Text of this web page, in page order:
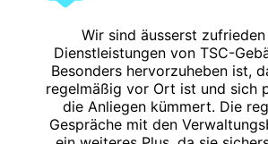
Wir sind äusserst
Dienstleistungen von TSC-
Besonders hervorzuheben ist,
regelmäßig vor Ort ist und sich
die Anliegen kümmert. Die
Gespräche mit den